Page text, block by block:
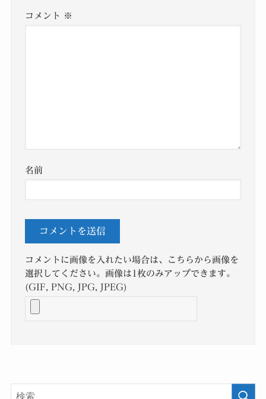
コメント ※
名前
コメントに画像を入れたい場合は、こちらから画像を
選択してください。画像は1枚のみアップできます。
(GIF, PNG, JPG, JPEG)